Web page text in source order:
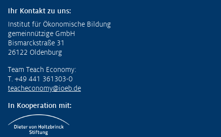
Ihr Kontakt zu uns:
Institut für Ökonomische Bildung
gemeinnützige GmbH
Bismarckstraße 31
26122 Oldenburg
Team Teach Economy:
T. +49 441 361303-0
teacheconomy@ioeb.de
In Kooperation mit: